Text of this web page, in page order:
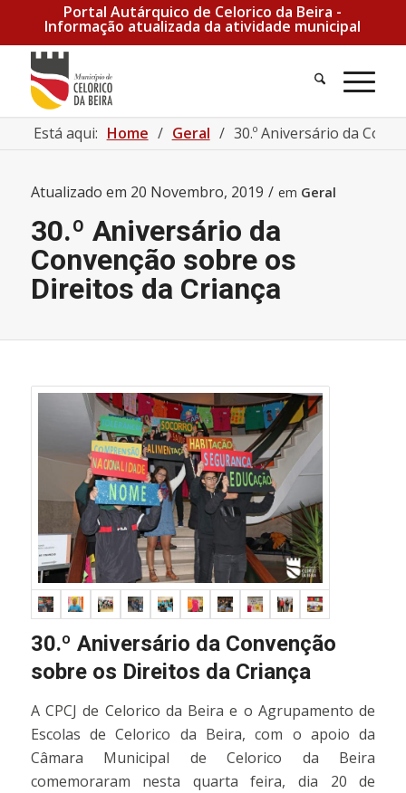
Portal Autárquico de Celorico da Beira -
Informação atualizada da atividade municipal
Está aqui: Home / Geral / 30.º Aniversário da
Atualizado em 20 Novembro, 2019 / em Geral
30.º Aniversário da
Convenção sobre os
Direitos da Criança
30.º Aniversário da Convenção
sobre os Direitos da Criança
A CPCJ de Celorico da Beira e o Agrupamento de
Escolas de Celorico da Beira, com o apoio da
Câmara Municipal de Celorico da Beira
comemoraram nesta quarta feira, dia 20 de